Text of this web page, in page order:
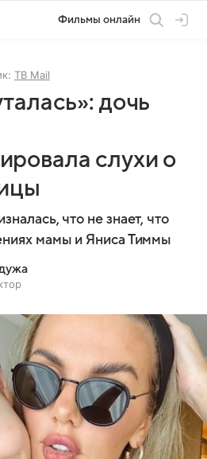
Фильмы онлайн
ТВ Mail
дочь
слухи о
что не знает, что
мамы и Яниса Тиммы